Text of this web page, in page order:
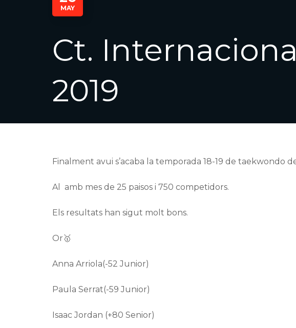
MAY
Ct.
2019
Finalment avui s’acaba la temporada 18-19 de taekwondo
Al amb mes de 25 paisos i 750 competidors.
Els resultats han sigut molt bons.
Or🥇
Anna Arriola(-52 Junior)
Paula Serrat(-59 Junior)
Isaac Jordan (+80 Senior)